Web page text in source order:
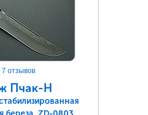
7 отзывов
Пчак-Н